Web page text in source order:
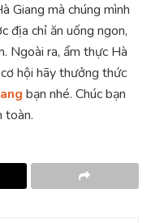
Giang mà chúng mình
địa chỉ ăn uống ngon,
Ngoài ra, ẩm thực Hà
hội hãy thưởng thức
bạn nhé. Chúc bạn
toàn.